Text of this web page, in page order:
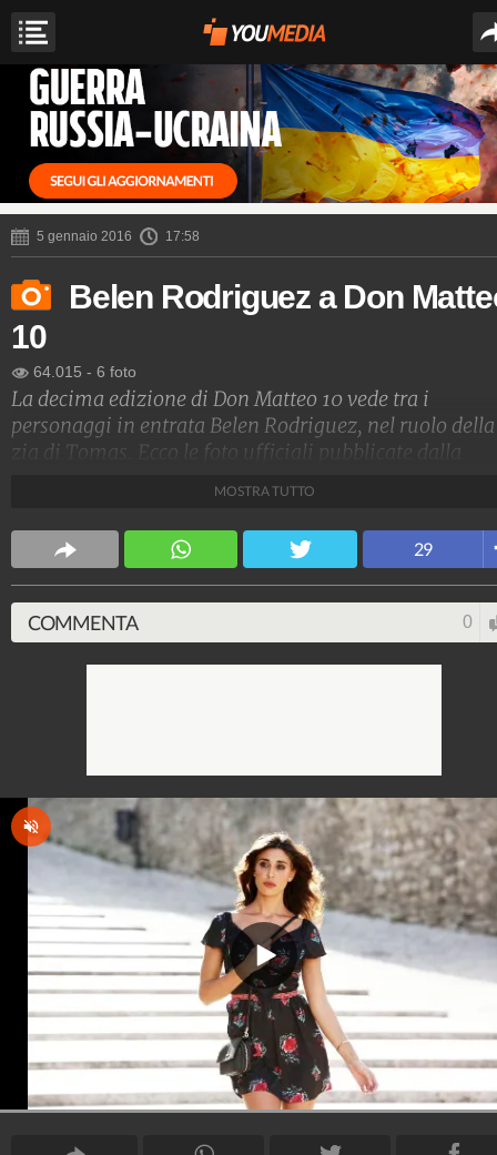
5 gennaio 2016 17:58
Belen Rodriguez a Don
10
64.015 - 6 foto
La decima edizione di Don Matteo 10 vede tra i
personaggi in entrata Belen Rodriguez, nel ruolo della
zia di Tomas. Ecco le foto ufficiali pubblicate dalla
Spettacolo Fanpage
4.053.403.657 9.455 video 76.076 foto
MOSTRA TUTTO
29
COMMENTA 0